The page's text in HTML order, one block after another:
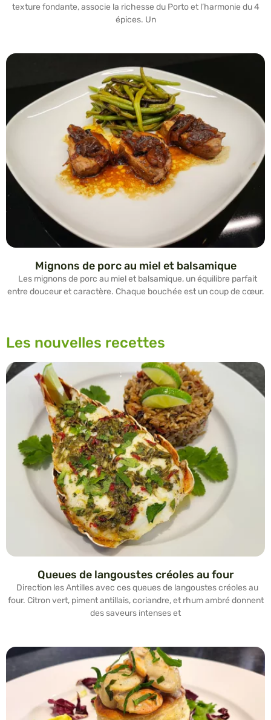
texture fondante, associe la richesse du Porto et l’harmonie du 4
épices. Un
Mignons de porc au miel et balsamique
Les mignons de porc au miel et balsamique, un équilibre parfait
entre douceur et caractère. Chaque bouchée est un coup de cœur.
Les nouvelles recettes
Queues de langoustes créoles au four
Direction les Antilles avec ces queues de langoustes créoles au
four. Citron vert, piment antillais, coriandre, et rhum ambré donnent
des saveurs intenses et